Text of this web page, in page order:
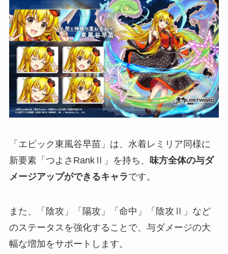
「エピック東風谷早苗」は、水着レミリア同様に
新要素「つよさRankⅡ」を持ち、
味方全体の与ダ
メージアップができるキャラです。
また、「陰攻」「陽攻」「命中」「陰攻Ⅱ」など
のステータスを強化することで、与ダメージの大
幅な増加をサポートします。